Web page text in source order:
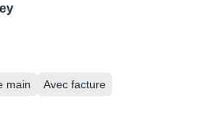
main
Avec facture